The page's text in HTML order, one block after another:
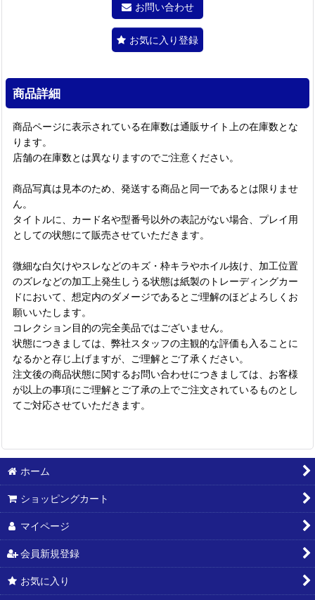
お問い合わせ
お気に入り登録
商品詳細
商品ページに表示されている在庫数は通販サイト上の在庫数とな
ります。
店舗の在庫数とは異なりますのでご注意ください。
商品写真は見本のため、発送する商品と同一であるとは限りませ
ん。
タイトルに、カード名や型番号以外の表記がない場合、プレイ用
としての状態にて販売させていただきます。
微細な白欠けやスレなどのキズ・枠キラやホイル抜け、加工位置
のズレなどの加工上発生しうる状態は紙製のトレーディングカー
ドにおいて、想定内のダメージであるとご理解のほどよろしくお
願いいたします。
コレクション目的の完全美品ではございません。
状態につきましては、弊社スタッフの主観的な評価も入ることに
なるかと存じ上げますが、ご理解とご了承ください。
注文後の商品状態に関するお問い合わせにつきましては、お客様
が以上の事項にご理解とご了承の上でご注文されているものとし
てご対応させていただきます。
ホーム
ショッピングカート
マイページ
会員新規登録
お気に入り